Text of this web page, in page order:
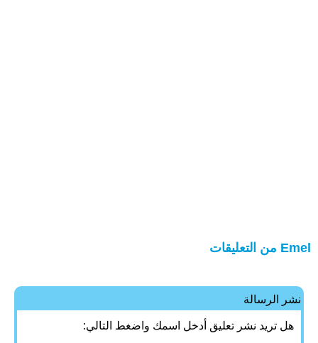
Emel من التعليقات
نشر الرسالة
هل تريد نشر تعليق أدخل اسمك واضغط التالي: